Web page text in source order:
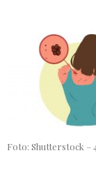
Foto: Shutterstock –